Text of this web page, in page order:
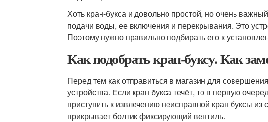
Хоть кран-букса и довольно простой, но очень
подачи воды, ее включения и перекрывания. Это
Поэтому нужно правильно подбирать его к
Как подобрать кран-буксу. Как
Перед тем как отправиться в магазин для
устройства. Если кран букса течёт, то в первую
приступить к извлечению неисправной кран буксы
прикрывает болтик фиксирующий вентиль.